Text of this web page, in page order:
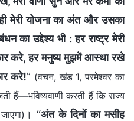
मेरी योजना का अंत और उसका
का उद्देश्य भी : हर राष्ट्र मेरी
करे, हर मनुष्य मुझमें आस्था रखे
करे!” (वचन, खंड 1, परमेश्वर का
हैं—भविष्यवाणी करती हैं कि राज्य
। “अंत के दिनों का मसीह